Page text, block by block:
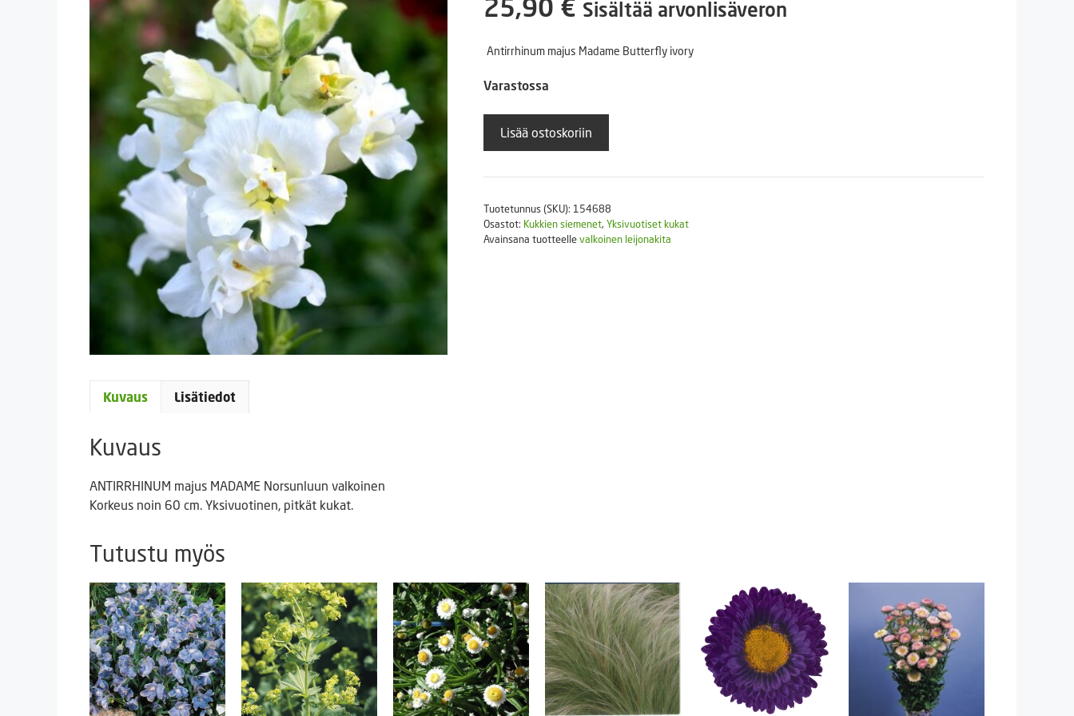
Puutarhatyökalut
25,90 € Sisältää arvonlisäveron
Antirrhinum majus Madame Butterfly ivory
Varastossa
valkoinen
ivory
s
määrä
Lisää ostoskoriin
Tuotetunnus (SKU): 154688
Osastot: Kukkien siemenet, Yksivuotiset kukat
Avainsana tuotteellevalkoinen leijonakita
Kuvaus Lisätiedot
Kuvaus
ANTIRRHINUM majus MADAME Norsunluun valkoinen
Korkeus noin 60 cm. Yksivuotinen, pitkät kukat.
Tutustu myös